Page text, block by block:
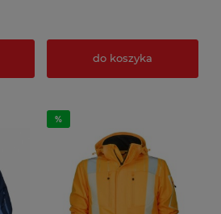
do koszyka